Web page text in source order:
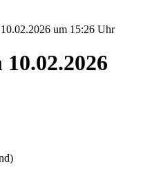
um 15:26 Uhr